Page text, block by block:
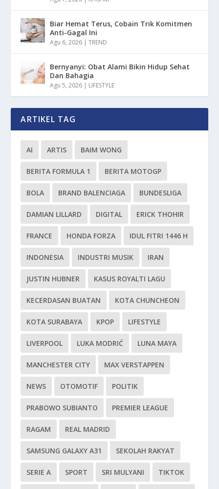
Biar Hemat Terus, Cobain Trik Komitmen
Anti-Gagal Ini
Agu 6, 2026 |TREND
Bernyanyi: Obat Alami Bikin Hidup Sehat
Dan Bahagia
Agu 5, 2026 | LIFESTYLE
ARTIKEL TAG
AI ARTIS BAIM WONG
BERITA FORMULA 1 BERITA MOTOGP
BOLA BRAND BALENCIAGA BUNDESLIGA
DAMIAN LILLARD DIGITAL ERICK THOHIR
FRANCE HONDA FORZA IDUL FITRI 1446 H
INDONESIA INDUSTRI MUSIK IRAN
JUSTIN HUBNER KASUS ROYALTI LAGU
KECERDASAN BUATAN KOTA CHUNCHEON
KOTA SURABAYA KPOP LIFESTYLE
LIVERPOOL LUKA MODRIĆ LUNA MAYA
MANCHESTER CITY MAX VERSTAPPEN
NEWS OTOMOTIF POLITIK
PRABOWO SUBIANTO PREMIER LEAGUE
RAGAM REAL MADRID
SAMSUNG GALAXY A31 SEKOLAH RAKYAT
SERIE A SPORT SRI MULYANI TIKTOK